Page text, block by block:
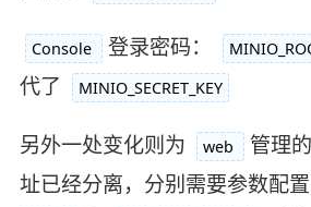
Console 登录密码：
代了
MINIO_SECRET_KEY
另外一处变化则为 web 管理
址已经分离，分别需要参数配置